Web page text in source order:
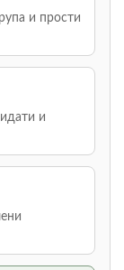
и прости
и